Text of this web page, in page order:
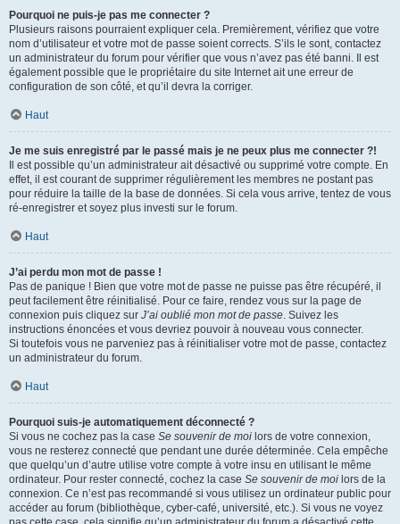
Pourquoi ne puis-je pas me connecter ?
Plusieurs raisons pourraient expliquer cela. Premièrement, vérifiez que votre
nom d’utilisateur et votre mot de passe soient corrects. S’ils le sont, contactez
un administrateur du forum pour vérifier que vous n’avez pas été banni. Il est
également possible que le propriétaire du site Internet ait une erreur de
configuration de son côté, et qu’il devra la corriger.
Haut
Je me suis enregistré par le passé mais je ne peux plus me connecter ?!
Il est possible qu’un administrateur ait désactivé ou supprimé votre compte. En
effet, il est courant de supprimer régulièrement les membres ne postant pas
pour réduire la taille de la base de données. Si cela vous arrive, tentez de vous
ré-enregistrer et soyez plus investi sur le forum.
Haut
J’ai perdu mon mot de passe !
Pas de panique ! Bien que votre mot de passe ne puisse pas être récupéré, il
peut facilement être réinitialisé. Pour ce faire, rendez vous sur la page de
connexion puis cliquez sur J’ai oublié mon mot de passe. Suivez les
instructions énoncées et vous devriez pouvoir à nouveau vous connecter.
Si toutefois vous ne parveniez pas à réinitialiser votre mot de passe, contactez
un administrateur du forum.
Haut
Pourquoi suis-je automatiquement déconnecté ?
Si vous ne cochez pas la case Se souvenir de moi lors de votre connexion,
vous ne resterez connecté que pendant une durée déterminée. Cela empêche
que quelqu’un d’autre utilise votre compte à votre insu en utilisant le même
ordinateur. Pour rester connecté, cochez la case Se souvenir de moi lors de la
connexion. Ce n’est pas recommandé si vous utilisez un ordinateur public pour
accéder au forum (bibliothèque, cyber-café, université, etc.). Si vous ne voyez